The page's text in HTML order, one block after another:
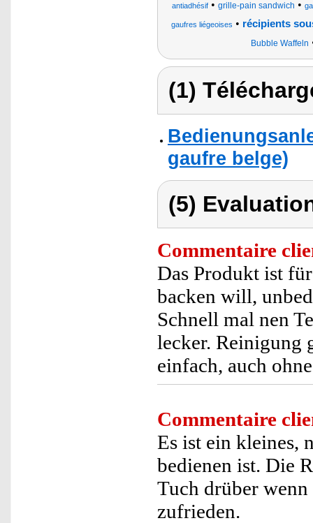
antiadhésif • grille-pain sandwich •
gaufres liégeoises • récipients
Bubble Waffeln
(1)
gaufre belge)
(5)
Commentaire
Das Produkt ist
backen will,
Schnell mal nen
lecker. Reinigung
einfach, auch
Commentaire
Es ist ein kleines,
bedienen ist. Die
Tuch drüber
zufrieden.